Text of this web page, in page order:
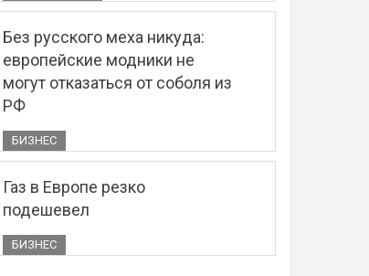
Без русского меха никуда:
европейские модники не
могут отказаться от соболя из
РФ
БИЗНЕС
Газ в Европе резко
подешевел
БИЗНЕС